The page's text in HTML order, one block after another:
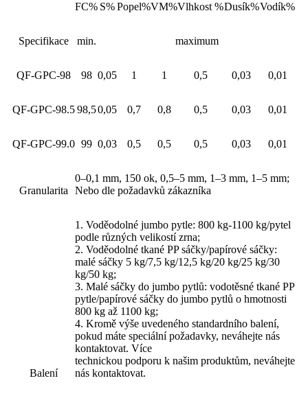
Specifikace
FC% S%Popel%VM%Vlhkost %Dusík%Vodík%
min. maximum
QF-GPC-98 98 0,05 1 1 0,5 0,03 0,01
QF-GPC-98.598,50,05 0,7 0,8 0,5 0,03 0,01
QF-GPC-99.0 99 0,03 0,5 0,5 0,5 0,03 0,01
Granularita
0–0,1 mm, 150 ok, 0,5–5 mm, 1–3 mm, 1–5 mm;
Nebo dle požadavků zákazníka
Balení
1. Voděodolné jumbo pytle: 800 kg-1100 kg/pytel
podle různých velikostí zrna;
2. Voděodolné tkané PP sáčky/papírové sáčky:
malé sáčky 5 kg/7,5 kg/12,5 kg/20 kg/25 kg/30
kg/50 kg;
3. Malé sáčky do jumbo pytlů: vodotěsné tkané PP
pytle/papírové sáčky do jumbo pytlů o hmotnosti
800 kg až 1100 kg;
4. Kromě výše uvedeného standardního balení,
pokud máte speciální požadavky, neváhejte nás
kontaktovat. Více
technickou podporu k našim produktům, neváhejte
nás kontaktovat.